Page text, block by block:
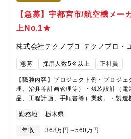
【急募】宇都宮市/航空機メー
上No.1★
株式会社テクノプロ テクノプロ・
急募 採用人数5名以上 正社員
【職務内容】プロジェクト例・プロジ
理、治具等計画管理等）・艤装設計（電
品、工程計画、手順書等）業務。・製造
及び樹脂、成形品からの試験片切り出し
理・分析・グラフ化等の作業。・機体構
航空機の認証取得に関する業務。・電源
勤務地 栃木県
年収 368万円～560万円